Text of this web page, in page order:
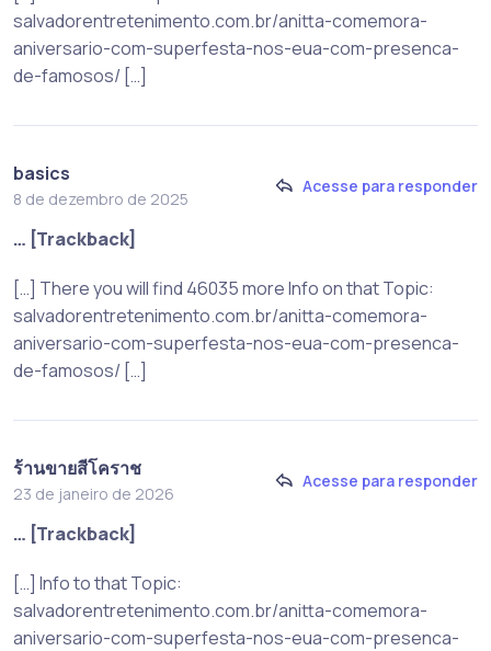
salvadorentretenimento.com.br/anitta-comemora-
aniversario-com-superfesta-nos-eua-com-presenca-
de-famosos/ […]
basics
8 de dezembro de 2025
Acesse para responder
… [Trackback]
[…] There you will find 46035 more Info on that Topic:
salvadorentretenimento.com.br/anitta-comemora-
aniversario-com-superfesta-nos-eua-com-presenca-
de-famosos/ […]
ร้านขายสีโคราช
23 de janeiro de 2026
Acesse para responder
… [Trackback]
[…] Info to that Topic:
salvadorentretenimento.com.br/anitta-comemora-
aniversario-com-superfesta-nos-eua-com-presenca-